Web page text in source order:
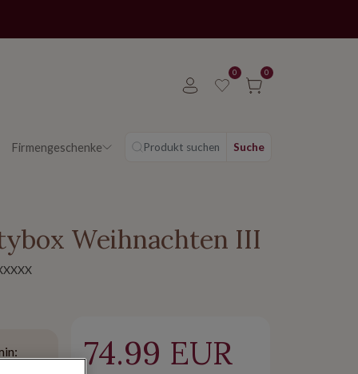
0 0
Firmengeschenke Produkt suchen Suche
Weihnachten III
74.99 EUR